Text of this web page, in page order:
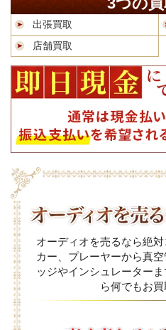
出張買取
店舗買取
オーディオを売るなら絶
カー、プレーヤーから真
ッジやインシュレーター
ら何でもお買